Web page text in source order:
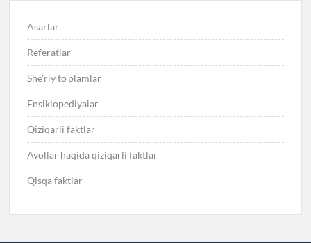
Asarlar
Referatlar
She’riy to’plamlar
Ensiklopediyalar
Qiziqarli faktlar
Ayollar haqida qiziqarli faktlar
Qisqa faktlar